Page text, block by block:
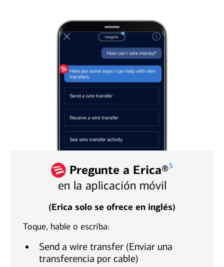
Pregunte a Erica®5
en la aplicación móvil
(Erica solo se ofrece en inglés)
Toque, hable o escriba:
Send a wire transfer (Enviar una
transferencia por cable)